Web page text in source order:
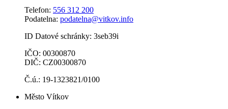
Telefon: 556 312 200
Podatelna: podatelna@vitkov.info
ID Datové schránky: 3seb39i
IČO: 00300870
DIČ: CZ00300870
Č.ú.: 19-1323821/0100
Město Vítkov